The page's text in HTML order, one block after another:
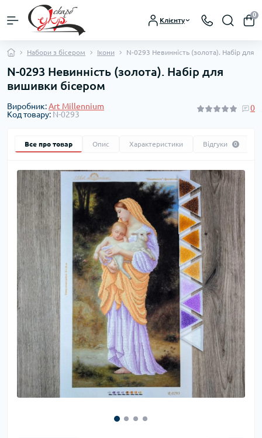
Клієнту
0
Набори з бісером Ікони N-0293 Невинність (золота). Набір для
N-0293 Невинність (золота). Набір для
вишивки бісером
Виробник:Art Millennium
Код товару: N-0293
0
Все про товар Опис Характеристики Відгуки 0